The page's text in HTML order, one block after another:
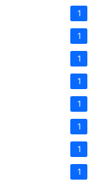
1
1
1
1
1
1
1
1